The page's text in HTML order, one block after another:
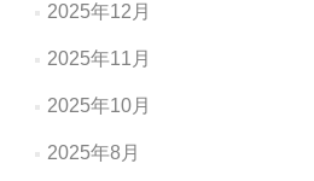
2025年12月
2025年11月
2025年10月
2025年8月